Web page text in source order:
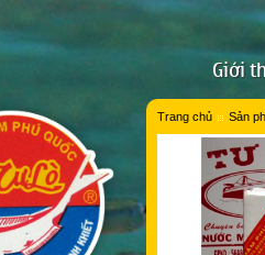
Giới
Trang chủ Sản